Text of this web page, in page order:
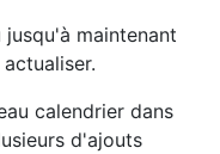
maintenant
calendrier dans
d'ajouts